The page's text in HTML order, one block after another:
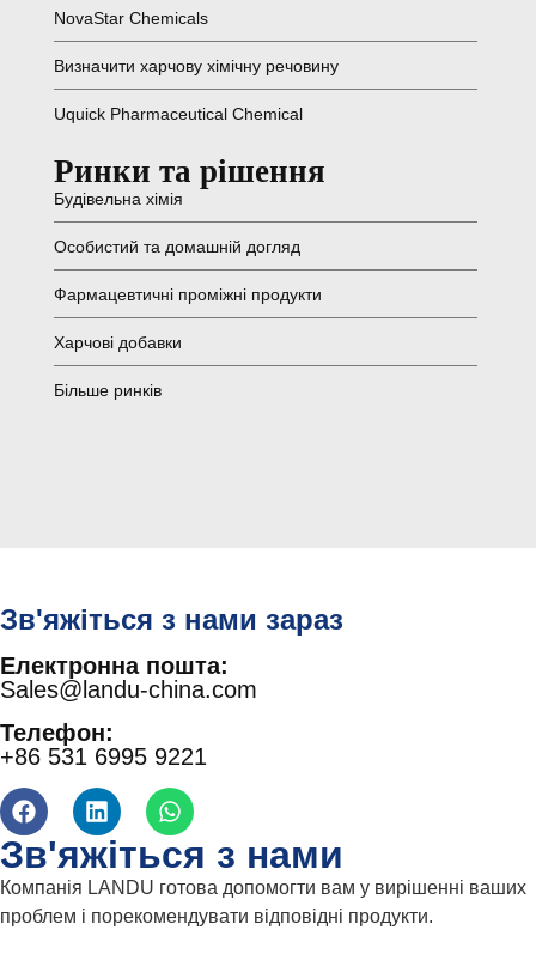
NovaStar Chemicals
Визначити харчову хімічну речовину
Uquick Pharmaceutical Chemical
Ринки та рішення
Будівельна хімія
Особистий та домашній догляд
Фармацевтичні проміжні продукти
Харчові добавки
Більше ринків
Зв'яжіться з нами зараз
Електронна пошта:
Sales@landu-china.com
Телефон:
+86 531 6995 9221
Зв'яжіться з нами
Компанія LANDU готова допомогти вам у вирішенні ваших
проблем і порекомендувати відповідні продукти.